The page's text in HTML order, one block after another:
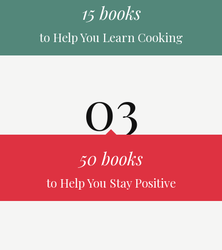
to Help You Learn Cooking
15 books
03
to Help You Stay Positive
50 books